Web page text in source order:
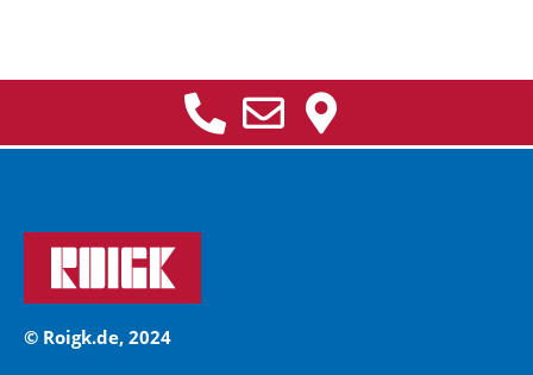
© Roigk.de, 2024